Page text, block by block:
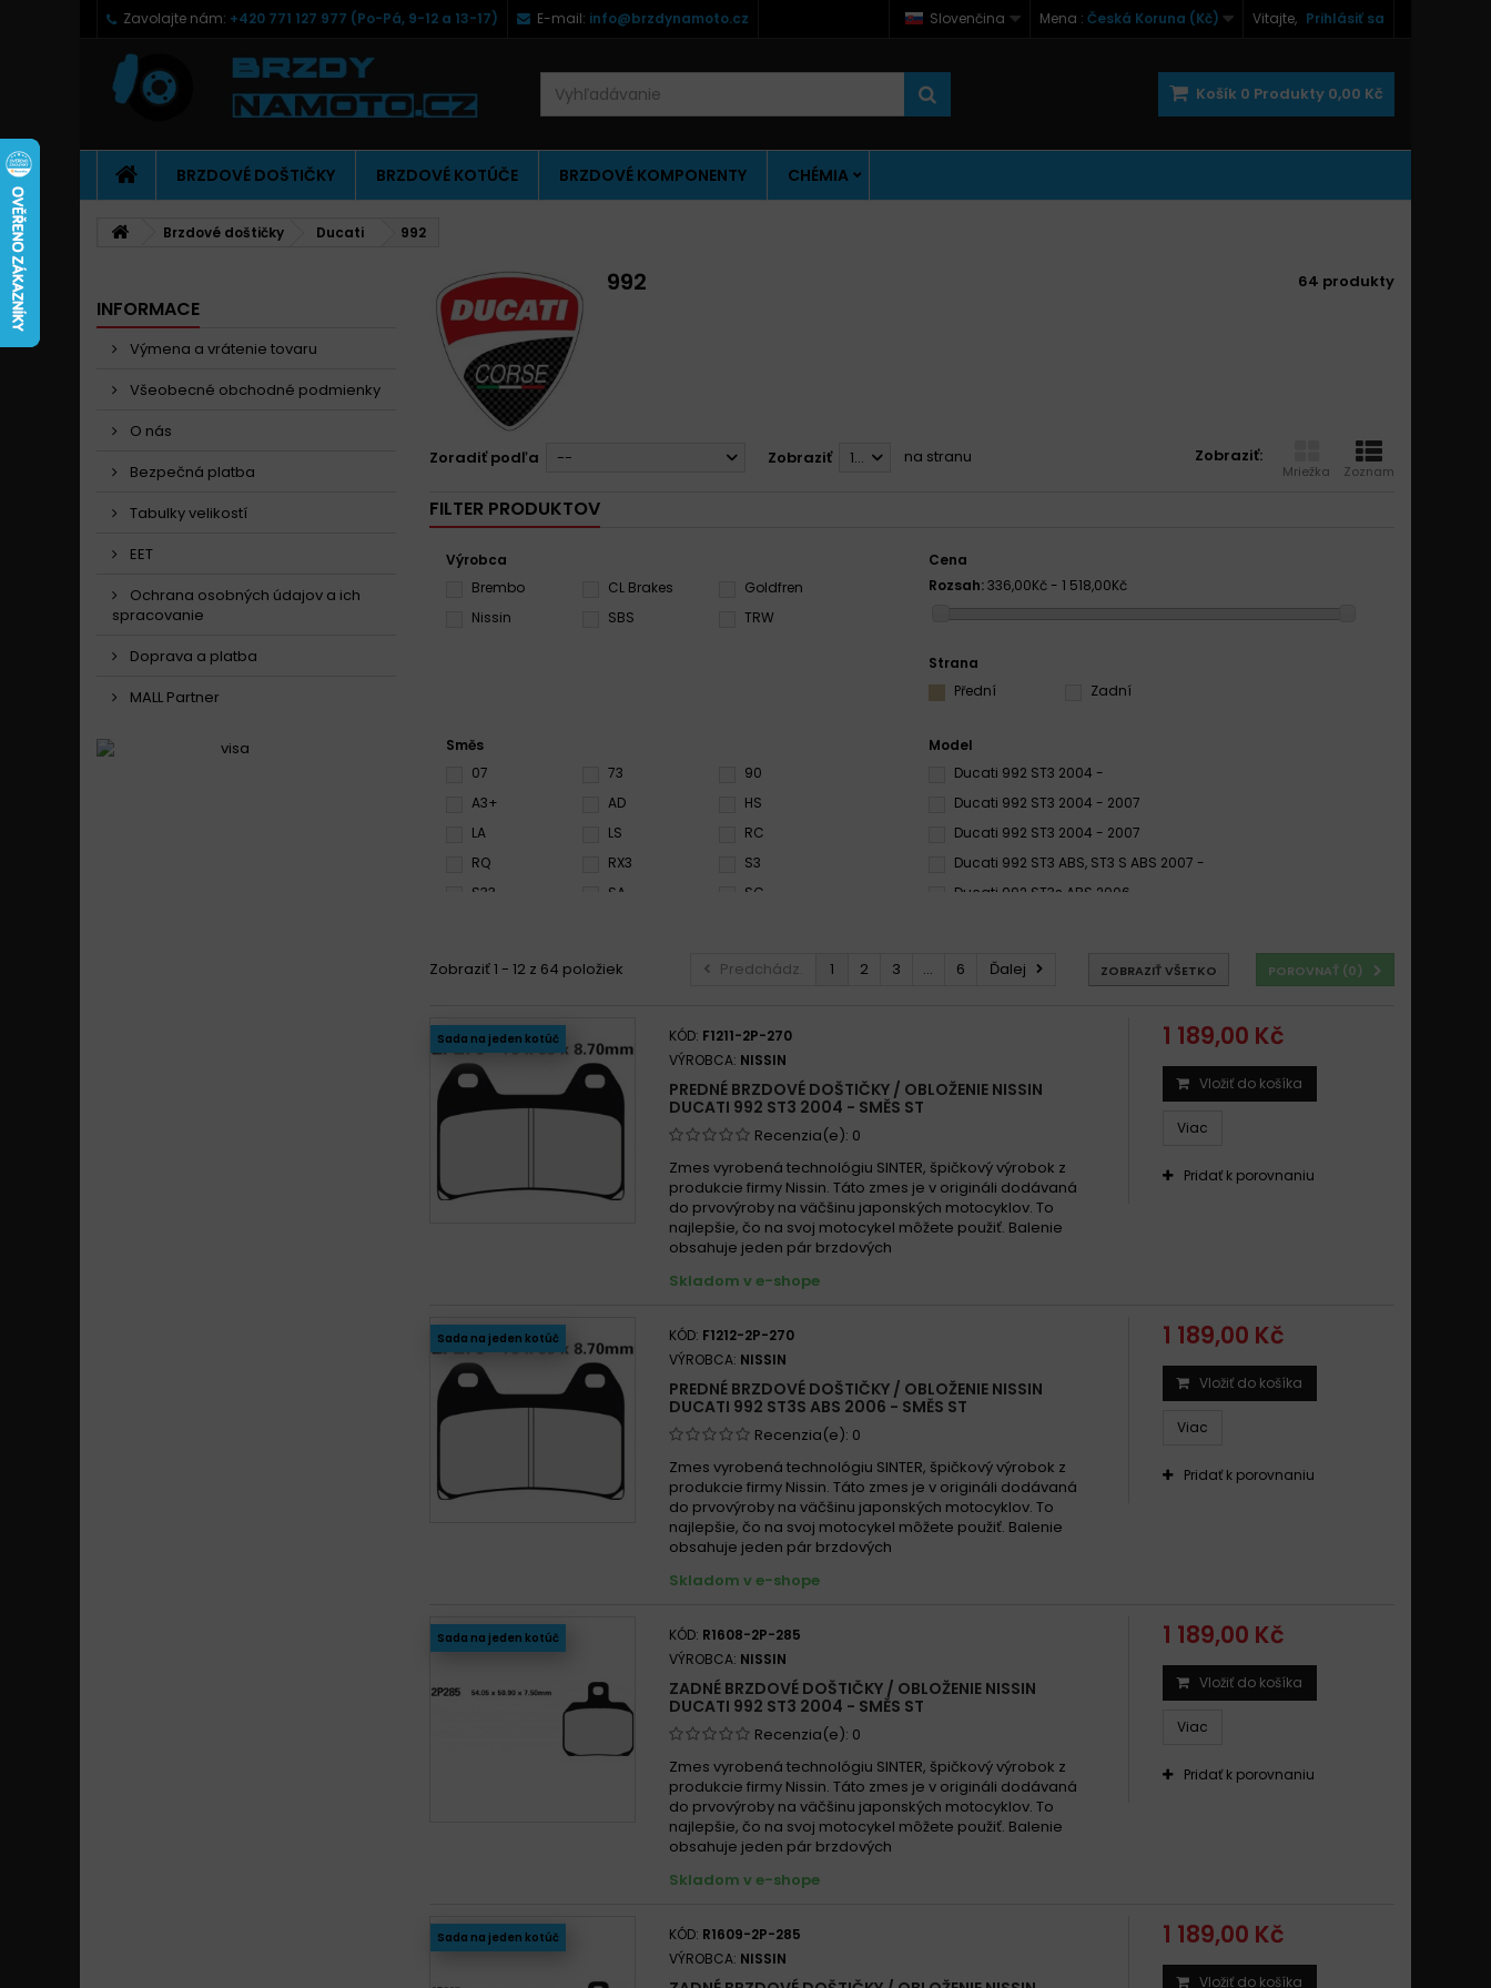
Vitajte, Prihlásiť sa
Mena : Česká Koruna (Kč)
Slovenčina
Zavolajte nám: +420 771 127 977 (Po-Pá, 9-12 a 13-17) E-mail: info@brzdynamoto.cz
Košík 0 Produkty 0,00 Kč
BRZDOVÉ DOŠTIČKY BRZDOVÉ KOTÚČE BRZDOVÉ KOMPONENTY CHÉMIA
Brzdové doštičky Ducati 992
INFORMACE
Výmena a vrátenie tovaru
Všeobecné obchodné podmienky
O nás
Bezpečná platba
Tabulky velikostí
EET
Ochrana osobných údajov a ich
spracovanie
Doprava a platba
MALL Partner
992 64 produkty
Zobraziť:
Mriežka Zoznam
Zoradiť podľa -- Zobraziť 12 na stranu
FILTER PRODUKTOV
Výrobca
Brembo
CL Brakes
Goldfren
Nissin
SBS TRW
Cena
Rozsah:336,00Kč - 1 518,00Kč
Strana
Přední
Zadní
Směs
07
73
90
A3+
AD
HS
LA
LS
RC
RQ
RX3
S3
S33
SA
SC
Model
Ducati 992 ST3 2004 -
Ducati 992 ST3 2004 - 2007
Ducati 992 ST3 2004 - 2007
Ducati 992 ST3 ABS, ST3 S ABS 2007 -
Ducati 992 ST3s ABS 2006 -
Ducati 992 SUPERSPORT 1000 2006 -
Ducati 992 SUPERSPORT 1000 S 2003 -
POROVNAŤ (0)
Predchádz. 1 2 3 ... 6 Ďalej ZOBRAZIŤ VŠETKO
Zobraziť 1 - 12 z 64 položiek
Sada na jeden kotúč KÓD: F1211-2P-270
VÝROBCA: NISSIN
PREDNÉ BRZDOVÉ DOŠTIČKY / OBLOŽENIE NISSIN
DUCATI 992 ST3 2004 - SMĚS ST
Recenzia(e): 0
Zmes vyrobená technológiu SINTER, špičkový výrobok z
produkcie firmy Nissin. Táto zmes je v origináli dodávaná
do prvovýroby na väčšinu japonských motocyklov. To
najlepšie, čo na svoj motocykel môžete použiť. Balenie
obsahuje jeden pár brzdových
Skladom v e-shope
1 189,00 Kč
Vložiť do košíka
Viac
Pridať k porovnaniu
Sada na jeden kotúč KÓD: F1212-2P-270
VÝROBCA: NISSIN
PREDNÉ BRZDOVÉ DOŠTIČKY / OBLOŽENIE NISSIN
DUCATI 992 ST3S ABS 2006 - SMĚS ST
Recenzia(e): 0
Zmes vyrobená technológiu SINTER, špičkový výrobok z
produkcie firmy Nissin. Táto zmes je v origináli dodávaná
do prvovýroby na väčšinu japonských motocyklov. To
najlepšie, čo na svoj motocykel môžete použiť. Balenie
obsahuje jeden pár brzdových
Skladom v e-shope
1 189,00 Kč
Vložiť do košíka
Viac
Pridať k porovnaniu
Sada na jeden kotúč KÓD: R1608-2P-285
VÝROBCA: NISSIN
ZADNÉ BRZDOVÉ DOŠTIČKY / OBLOŽENIE NISSIN
DUCATI 992 ST3 2004 - SMĚS ST
Recenzia(e): 0
Zmes vyrobená technológiu SINTER, špičkový výrobok z
produkcie firmy Nissin. Táto zmes je v origináli dodávaná
do prvovýroby na väčšinu japonských motocyklov. To
najlepšie, čo na svoj motocykel môžete použiť. Balenie
obsahuje jeden pár brzdových
Skladom v e-shope
1 189,00 Kč
Vložiť do košíka
Viac
Pridať k porovnaniu
Sada na jeden kotúč KÓD: R1609-2P-285
VÝROBCA: NISSIN
1 189,00 Kč
Vložiť do košíka